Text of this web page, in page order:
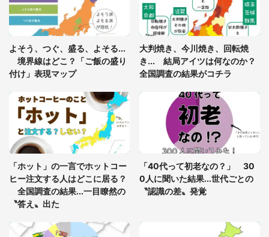
8万人感動
グっちゃってた〝野生の野菜〟に6.5万人戦慄
「○○がない街に住んでいます」住人の呟きに30万
人驚がく 何が存在しないか、あなたはわかる？
「修学旅行に途中参加する娘を送って行ったら、真
っ暗な道で遭難状態。なんとか見つけた民家に助け
を求めると、住人の男性が...」
よそう、つぐ、盛る、よそる...
境界線はどこ？「ご飯の盛り
付け」表現マップ
大判焼き、今川焼き、回転焼
き... 結局アイツは何なのか？
全国調査の結果がコチラ
「ホット」の一言でホットコー
ヒー注文する人はどこに居る？
全国調査の結果...一目瞭然の
〝答え〟出た
「40代って初老なの？」 30
0人に聞いた結果...世代ごとの
〝認識の差〟発覚